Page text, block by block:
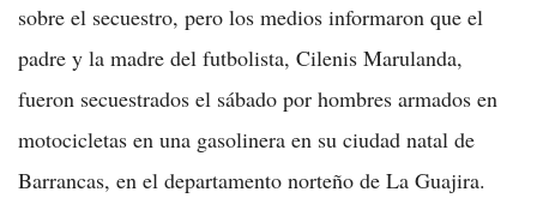
sobre el secuestro, pero los medios informaron que el
padre y la madre del futbolista, Cilenis Marulanda,
fueron secuestrados el sábado por hombres armados en
motocicletas en una gasolinera en su ciudad natal de
Barrancas, en el departamento norteño de La Guajira.